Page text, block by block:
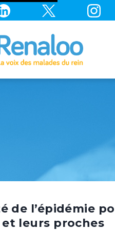
de l’épidémie
leurs proches